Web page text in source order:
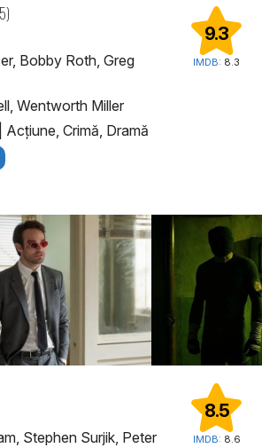
9.3
IMDB: 8.3
Bobby Roth, Greg
Wentworth Miller
Acţiune, Crimă, Dramă
8.5
IMDB: 8.6
Stephen Surjik, Peter